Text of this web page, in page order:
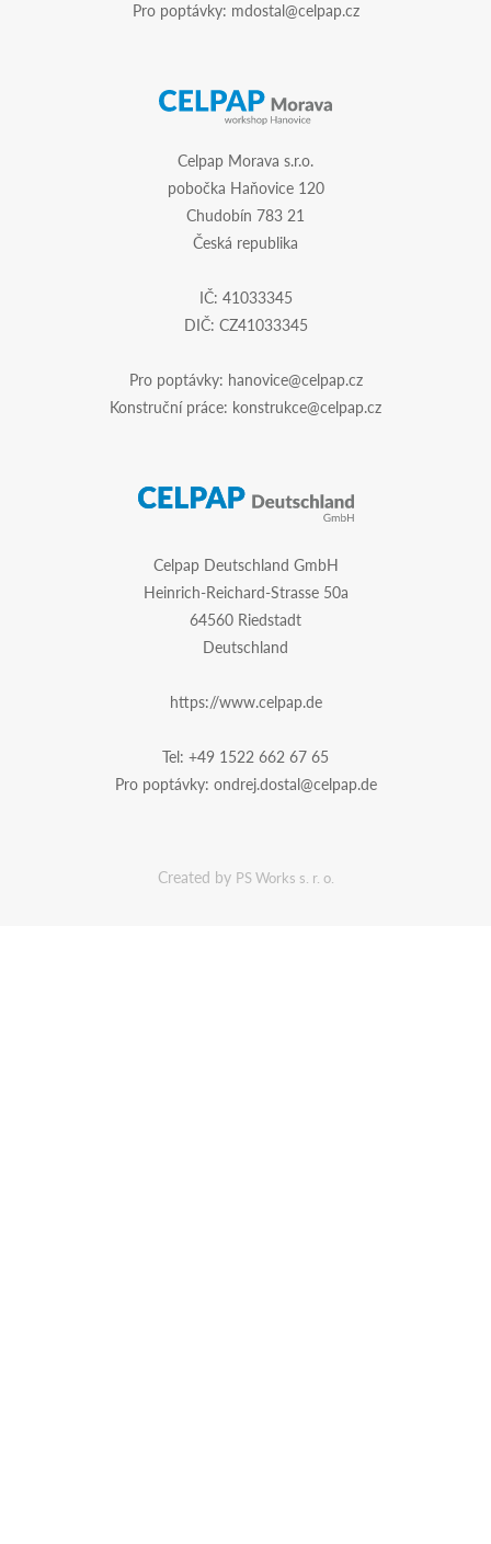
Pro poptávky: mdostal@celpap.cz
Celpap Morava s.r.o.
pobočka Haňovice 120
Chudobín 783 21
Česká republika
IČ: 41033345
DIČ: CZ41033345
Pro poptávky: hanovice@celpap.cz
Konstruční práce: konstrukce@celpap.cz
Celpap Deutschland GmbH
Heinrich-Reichard-Strasse 50a
64560 Riedstadt
Deutschland
https://www.celpap.de
Tel: +49 1522 662 67 65
Pro poptávky: ondrej.dostal@celpap.de
Created by PS Works s. r. o.